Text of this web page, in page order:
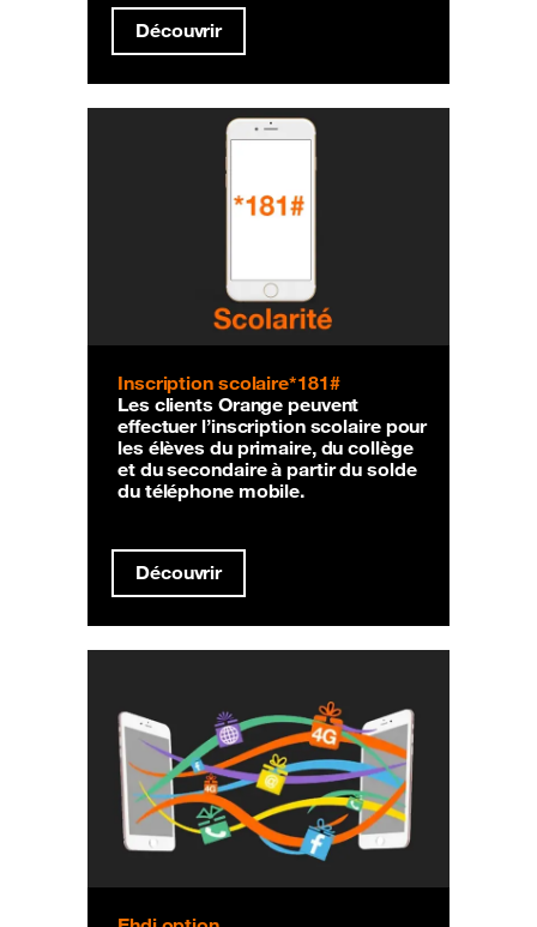
Découvrir
Inscription scolaire*181#
Les clients Orange peuvent
effectuer l’inscription scolaire pour
les élèves du primaire, du collège
et du secondaire à partir du solde
du téléphone mobile.
Découvrir